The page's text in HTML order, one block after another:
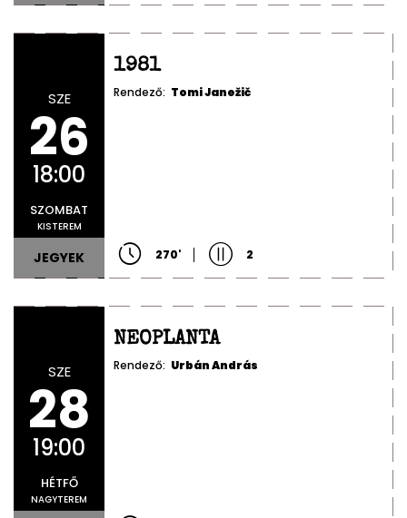
SZE
26
18:00
SZOMBAT
KISTEREM
JEGYEK
1981
Rendező: Tomi Janežič
270' 2
SZE
28
19:00
HÉTFŐ
NAGYTEREM
NEOPLANTA
Rendező: Urbán András